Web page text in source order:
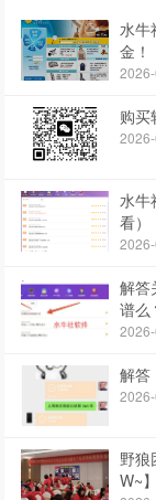
水牛
金！
购买
水牛
看）
解答
谱么
解答
野狼
W~】